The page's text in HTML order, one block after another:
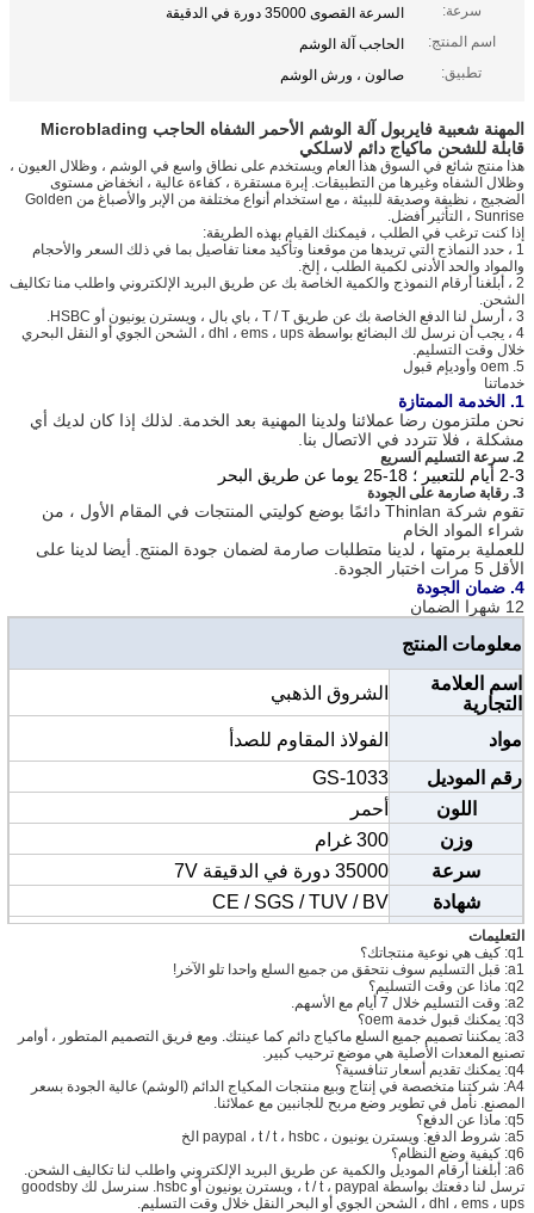
سرعة:
السرعة القصوى 35000 دورة في الدقيقة
اسم المنتج:
الحاجب آلة الوشم
تطبيق:
صالون ، ورش الوشم
المهنة شعبية فايربول آلة الوشم الأحمر الشفاه الحاجب Microblading
قابلة للشحن ماكياج دائم لاسلكي
هذا منتج شائع في السوق هذا العام ويستخدم على نطاق واسع في الوشم ، وظلال العيون ،
وظلال الشفاه وغيرها من التطبيقات. إبرة مستقرة ، كفاءة عالية ، انخفاض مستوى
الضجيج ، نظيفة وصديقة للبيئة ، مع استخدام أنواع مختلفة من الإبر والأصباغ من Golden
Sunrise ، التأثير أفضل.
إذا كنت ترغب في الطلب ، فيمكنك القيام بهذه الطريقة:
1 ، حدد النماذج التي تريدها من موقعنا وتأكيد معنا تفاصيل بما في ذلك السعر والأحجام
والمواد والحد الأدنى لكمية الطلب ، إلخ.
2 ، أبلغنا أرقام النموذج والكمية الخاصة بك عن طريق البريد الإلكتروني واطلب منا تكاليف
الشحن.
3 ، أرسل لنا الدفع الخاصة بك عن طريق T / T ، باي بال ، ويسترن يونيون أو HSBC.
4 ، يجب أن نرسل لك البضائع بواسطة dhl ، ems ، ups ، الشحن الجوي أو النقل البحري
خلال وقت التسليم.
5. oem وأوديإم قبول
خدماتنا
1. الخدمة الممتازة
نحن ملتزمون رضا عملائنا ولدينا المهنية بعد الخدمة. لذلك إذا كان لديك أي
مشكلة ، فلا تتردد في الاتصال بنا.
2. سرعة التسليم السريع
2-3 أيام للتعبير ؛ 18-25 يوما عن طريق البحر
3. رقابة صارمة على الجودة
تقوم شركة Thinlan دائمًا بوضع كوليتي المنتجات في المقام الأول ، من
شراء المواد الخام
للعملية برمتها ، لدينا متطلبات صارمة لضمان جودة المنتج. أيضا لدينا على
الأقل 5 مرات اختبار الجودة.
4. ضمان الجودة
12 شهرا الضمان
معلومات المنتج
اسم العلامة
التجارية
الشروق الذهبي
مواد
الفولاذ المقاوم للصدأ
رقم الموديل
GS-1033
اللون
أحمر
وزن
300 غرام
سرعة
35000 دورة في الدقيقة 7V
شهادة
CE / SGS / TUV / BV
بحجم
موك
أقلام 20
مواصفات الإبرة 0-0.3mm
حجم الإبرة
1R 3R 5R 7R 5F 7F
استعمال
الحاجب ، كحل ، الشفاه ، وشم الجسم الخ
التعبئة
1 ، 1 قطع في مربع لون صغير (الحجم: 15.5 * 7.0
* 17.5 سنتيمتر) ،
2 ، 100pcs التي في علبة واحدة كبيرة (التونسية
الحجم: 58.0 * 31.5 * 34.0cm).
3 ، أو وفقا لمتطلباتكم.
التعليمات
q1: كيف هي نوعية منتجاتك؟
a1: قبل التسليم سوف نتحقق من جميع السلع واحدا تلو الآخر!
q2: ماذا عن وقت التسليم؟
a2: وقت التسليم خلال 7 أيام مع الأسهم.
q3: يمكنك قبول خدمة oem؟
a3: يمكننا تصميم جميع السلع ماكياج دائم كما عينتك. ومع فريق التصميم المتطور ، أوامر
تصنيع المعدات الأصلية هي موضع ترحيب كبير.
q4: يمكنك تقديم أسعار تنافسية؟
A4: شركتنا متخصصة في إنتاج وبيع منتجات المكياج الدائم (الوشم) عالية الجودة بسعر
المصنع. نأمل في تطوير وضع مربح للجانبين مع عملائنا.
q5: ماذا عن الدفع؟
a5: شروط الدفع: ويسترن يونيون ، paypal ، t / t ، hsbc الخ
q6: كيفية وضع النظام؟
a6: أبلغنا أرقام الموديل والكمية عن طريق البريد الإلكتروني واطلب لنا تكاليف الشحن.
ترسل لنا دفعتك بواسطة t / t ، paypal ، ويسترن يونيون أو hsbc. سنرسل لك goodsby
dhl ، ems ، ups ، الشحن الجوي أو البحر النقل خلال وقت التسليم.